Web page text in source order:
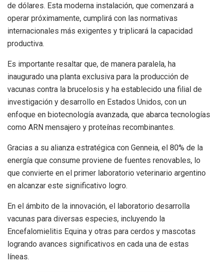
de dólares. Esta moderna instalación, que comenzará a
operar próximamente, cumplirá con las normativas
internacionales más exigentes y triplicará la capacidad
productiva.
Es importante resaltar que, de manera paralela, ha
inaugurado una planta exclusiva para la producción de
vacunas contra la brucelosis y ha establecido una filial de
investigación y desarrollo en Estados Unidos, con un
enfoque en biotecnología avanzada, que abarca tecnologías
como ARN mensajero y proteínas recombinantes.
Gracias a su alianza estratégica con Genneia, el 80% de la
energía que consume proviene de fuentes renovables, lo
que convierte en el primer laboratorio veterinario argentino
en alcanzar este significativo logro.
En el ámbito de la innovación, el laboratorio desarrolla
vacunas para diversas especies, incluyendo la
Encefalomielitis Equina y otras para cerdos y mascotas
logrando avances significativos en cada una de estas
líneas.